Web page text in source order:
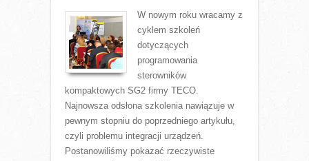
W nowym roku wracamy z
cyklem szkoleń
dotyczących
programowania
sterowników
kompaktowych SG2 firmy TECO.
Najnowsza odsłona szkolenia nawiązuje w
pewnym stopniu do poprzedniego artykułu,
czyli problemu integracji urządzeń.
Postanowiliśmy pokazać rzeczywiste